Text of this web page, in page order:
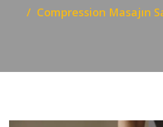
Compression Masajın